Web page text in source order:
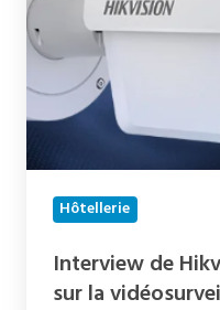
sur
la
vidéosurveillance
managée
Hôtellerie
Interview de
sur la